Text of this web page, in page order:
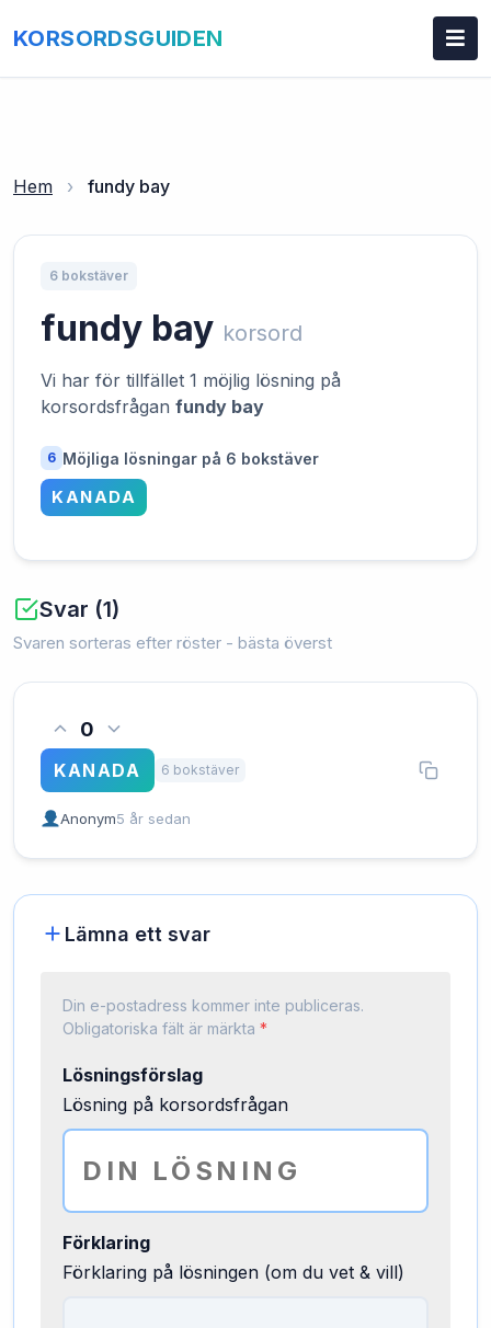
KORSORDSGUIDEN
Hem › fundy bay
6 bokstäver
fundy bay korsord
Vi har för tillfället 1 möjlig lösning på
korsordsfrågan fundy bay
6 Möjliga lösningar på 6 bokstäver
KANADA
Svar (1)
Svaren sorteras efter röster - bästa överst
0
KANADA 6 bokstäver
Anonym5 år sedan
Lämna ett svar
Din e-postadress kommer inte publiceras.
Obligatoriska fält är märkta *
Lösningsförslag
Lösning på korsordsfrågan
Förklaring
Förklaring på lösningen (om du vet & vill)